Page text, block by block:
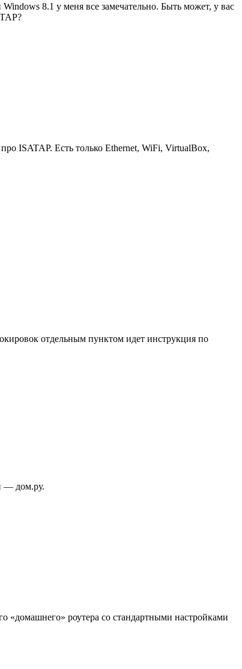
8.1 у меня все замечательно. Быть может, у вас
ISATAP. Есть только Ethernet, WiFi, VirtualBox,
отдельным пунктом идет инструкция по
— дом.ру.
«домашнего» роутера со стандартными настройками